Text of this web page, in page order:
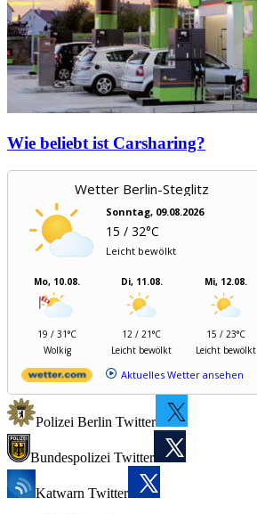
Wie beliebt ist Carsharing?
Wetter Berlin-Steglitz
Sonntag, 09.08.2026
15 / 32°C
Leicht bewölkt
Mo, 10.08.
19 / 31°C
Wolkig
Di, 11.08.
12 / 21°C
Leicht bewölkt
Mi, 12.08.
15 / 23°C
Leicht bewölkt
Aktuelles Wetter ansehen
Polizei Berlin Twitter
Bundespolizei Twitter
Katwarn Twitter